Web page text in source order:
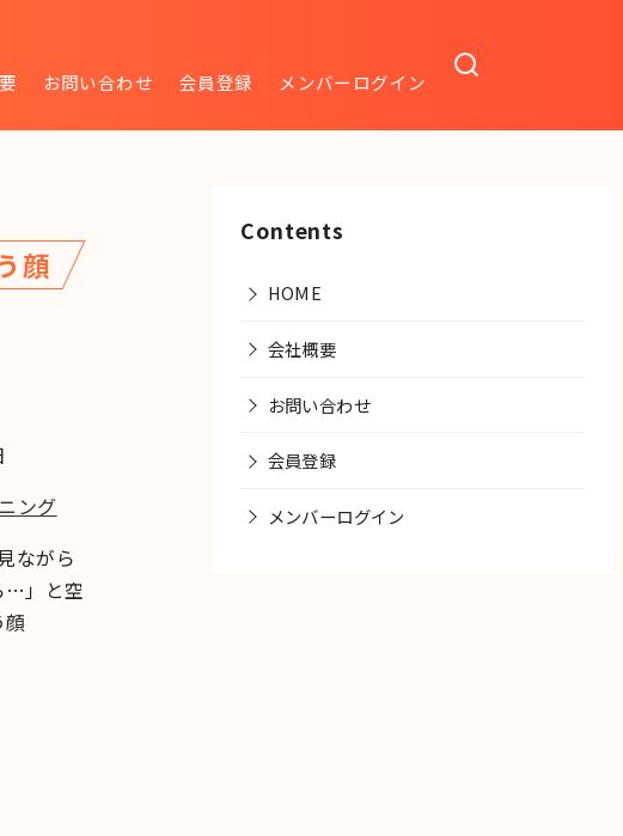
お問い合わせ 会員登録 メンバーログイン
顔
ング
ながら
…」と空
Contents
HOME
会社概要
お問い合わせ
会員登録
メンバーログイン